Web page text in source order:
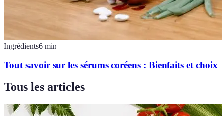
Ingrédients6 min
Tout savoir sur les sérums coréens : Bienfaits et choix
Tous les articles